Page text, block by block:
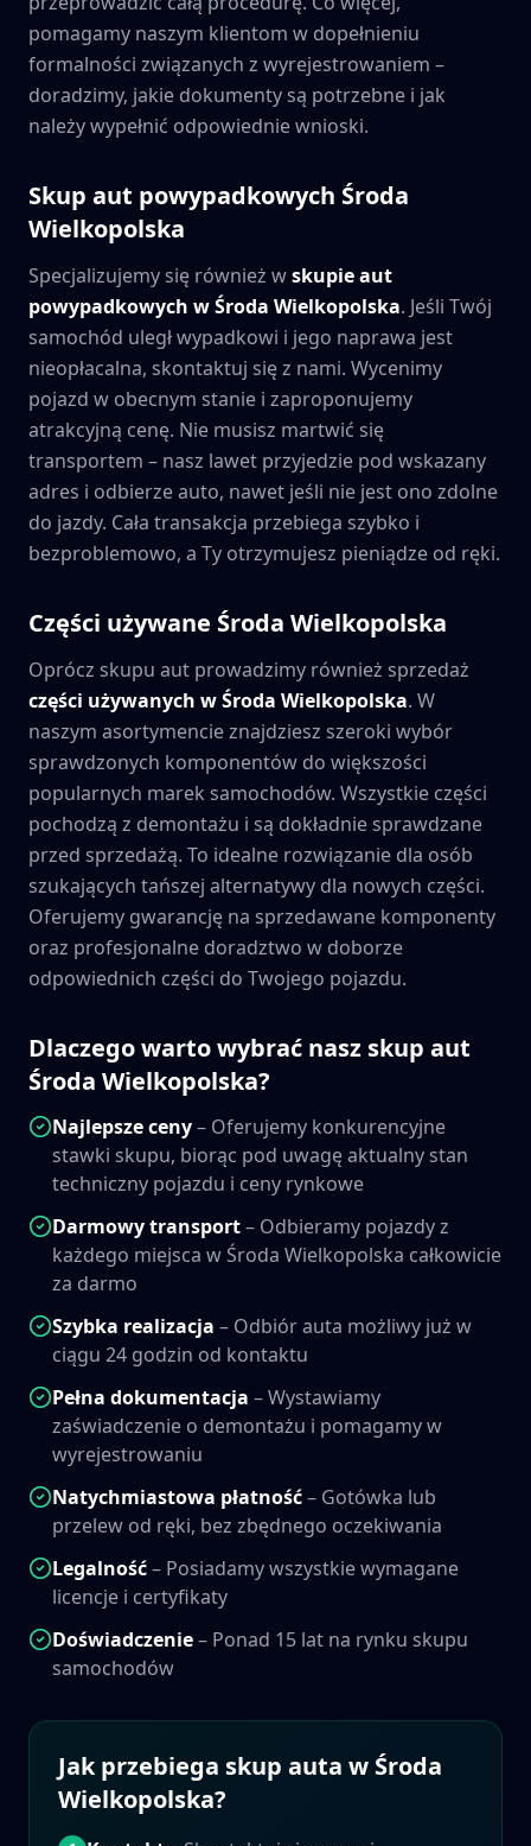
pomagamy naszym klientom w dopełnieniu
formalności związanych z wyrejestrowaniem –
doradzimy, jakie dokumenty są potrzebne i jak
należy wypełnić odpowiednie wnioski.
Skup aut powypadkowych Środa
Wielkopolska
Specjalizujemy się również wskupie aut
powypadkowych wŚroda Wielkopolska. Jeśli Twój
samochód uległ wypadkowi i jego naprawa jest
nieopłacalna, skontaktuj się z nami. Wycenimy
pojazd w obecnym stanie i zaproponujemy
atrakcyjną cenę. Nie musisz martwić się
transportem – nasz lawet przyjedzie pod wskazany
adres i odbierze auto, nawet jeśli nie jest ono zdolne
do jazdy. Cała transakcja przebiega szybko i
bezproblemowo, a Ty otrzymujesz pieniądze od ręki.
Części używane Środa Wielkopolska
Oprócz skupu aut prowadzimy również sprzedaż
części używanych wŚroda Wielkopolska. W
naszym asortymencie znajdziesz szeroki wybór
sprawdzonych komponentów do większości
popularnych marek samochodów. Wszystkie części
pochodzą z demontażu i są dokładnie sprawdzane
przed sprzedażą. To idealne rozwiązanie dla osób
szukających tańszej alternatywy dla nowych części.
Oferujemy gwarancję na sprzedawane komponenty
oraz profesjonalne doradztwo w doborze
odpowiednich części do Twojego pojazdu.
Dlaczego warto wybrać nasz skup aut
Środa Wielkopolska?
Najlepsze ceny– Oferujemy konkurencyjne
stawki skupu, biorąc pod uwagę aktualny stan
techniczny pojazdu i ceny rynkowe
Darmowy transport– Odbieramy pojazdy z
każdego miejsca wŚroda Wielkopolska całkowicie
za darmo
Szybka realizacja – Odbiór auta możliwy już w
ciągu 24 godzin od kontaktu
Pełna dokumentacja – Wystawiamy
zaświadczenie o demontażu i pomagamy w
wyrejestrowaniu
Natychmiastowa płatność– Gotówka lub
przelew od ręki, bez zbędnego oczekiwania
Legalność– Posiadamy wszystkie wymagane
licencje i certyfikaty
Doświadczenie– Ponad 15 lat na rynku skupu
samochodów
Jak przebiega skup auta w Środa
Wielkopolska?